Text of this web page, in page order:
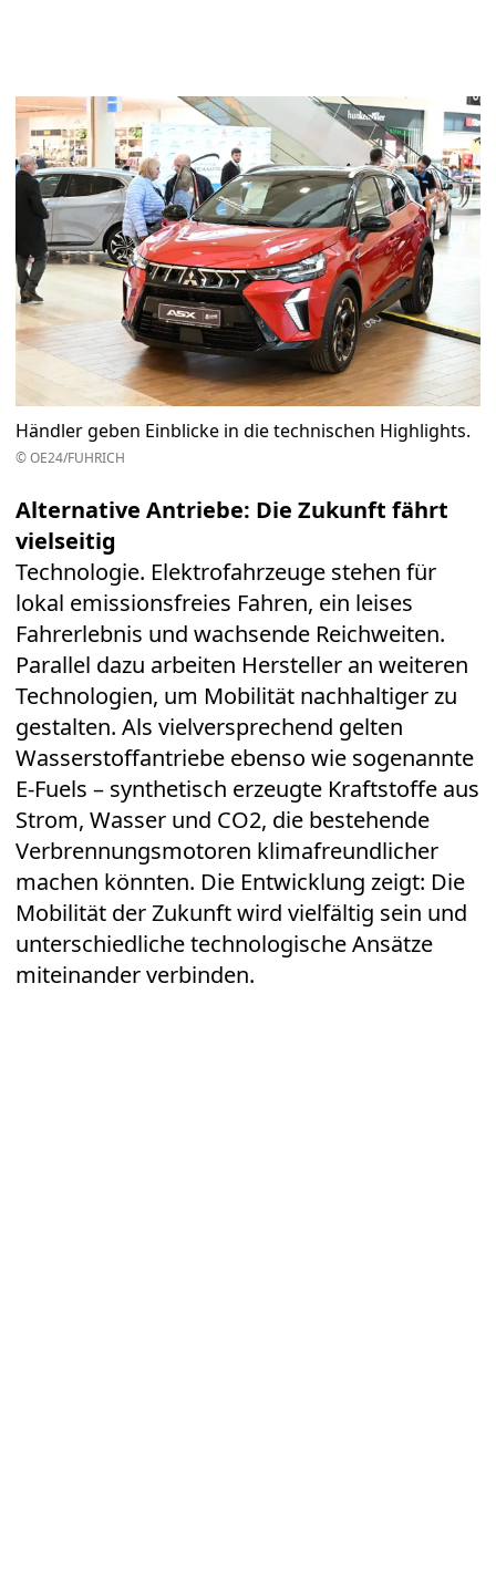
Händler geben Einblicke in die technischen Highlights.
© OE24/FUHRICH
Alternative Antriebe: Die Zukunft fährt
vielseitig
Technologie. Elektrofahrzeuge stehen für
lokal emissionsfreies Fahren, ein leises
Fahrerlebnis und wachsende Reichweiten.
Parallel dazu arbeiten Hersteller an weiteren
Technologien, um Mobilität nachhaltiger zu
gestalten. Als vielversprechend gelten
Wasserstoffantriebe ebenso wie sogenannte
E-Fuels – synthetisch erzeugte Kraftstoffe aus
Strom, Wasser und CO2, die bestehende
Verbrennungsmotoren klimafreundlicher
machen könnten. Die Entwicklung zeigt: Die
Mobilität der Zukunft wird vielfältig sein und
unterschiedliche technologische Ansätze
miteinander verbinden.